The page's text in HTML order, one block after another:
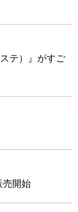
テ）』がすご
売開始